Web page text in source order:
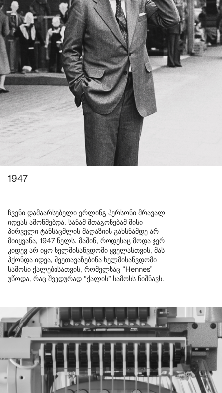
1947
ჩვენი დამაარსებელი ერლინგ პერსონი მრავალ
იდეას ამოწმებდა, სანამ შთაგონებამ მისი
პირველი ტანსაცმლის მაღაზიის გახსნამდე არ
მიიყვანა, 1947 წელს. მაშინ, როდესაც მოდა ჯერ
კიდევ არ იყო ხელმისაწვდომი ყველასთვის, მას
ჰქონდა იდეა, შეეთავაზებინა ხელმისაწვდომი
სამოსი ქალებისათვის, რომელსაც “Hennes”
უწოდა, რაც შვედურად “ქალის” სამოსს ნიშნავს.